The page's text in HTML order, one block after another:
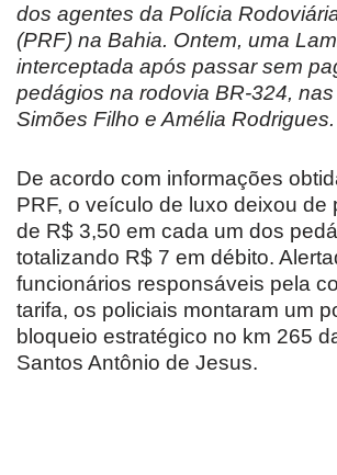
dos agentes da Polícia
(PRF) na Bahia. Ontem, uma
interceptada após passar sem
pedágios na rodovia BR-324,
Simões Filho e Amélia Rodrigues.
De acordo com informações
PRF, o veículo de luxo deixou de
de R$ 3,50 em cada um dos
totalizando R$ 7 em débito.
funcionários responsáveis pela
tarifa, os policiais montaram um
bloqueio estratégico no km 265
Santos Antônio de Jesus.